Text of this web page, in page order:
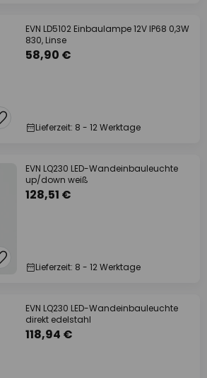
EVN LD5102 Einbaulampe 12V IP68 0,3W
830, Linse
58,90 €
Lieferzeit: 8 - 12 Werktage
EVN LQ230 LED-Wandeinbauleuchte
up/down weiß
128,51 €
Lieferzeit: 8 - 12 Werktage
EVN LQ230 LED-Wandeinbauleuchte
direkt edelstahl
118,94 €